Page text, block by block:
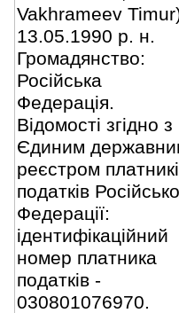
Vakhrameev
13.05.1990 р. н.
Громадянство:
Росiйська
Федерацiя.
Вiдомостi згiдно з
Єдиним
реєстром
податкiв
Федерацiї:
iдентифiкацiйний
номер платника
податкiв -
030801076970.